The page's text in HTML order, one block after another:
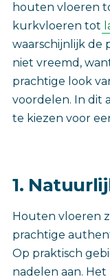
houten vloeren
kurkvloeren tot
waarschijnlijk de
niet vreemd,
prachtige look
voordelen. In dit
te kiezen voor
1.
Houten vloeren
prachtige
Op praktisch
nadelen aan. Het